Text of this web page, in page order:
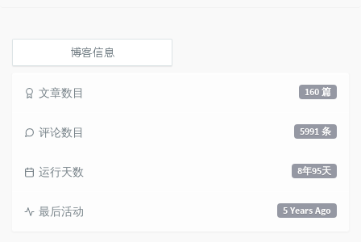
博客信息
160 篇
文章数目
5991 条
评论数目
8年95天
运行天数
5 Years Ago
最后活动